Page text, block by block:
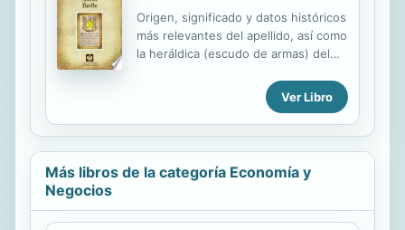
pero asimismo presenta una
aproximación a la historia de este
periodo para que el lector pueda
producción artística de este
Origen, significado y datos históricos
más relevantes del apellido, así como
la heráldica (escudo de armas) del
edición de todas nuestras láminas
nos regimos por un estricto
protocolo cuya finalidad es la de
simbolismo de los principales
Ver Libro
Más libros de la categoría Economía y
Negocios